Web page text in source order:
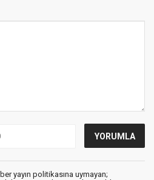
yayın politikasına uymayan;